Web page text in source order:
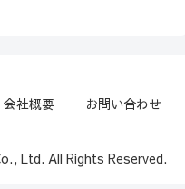
会社概要 お問い合わせ
Ltd. All Rights Reserved.